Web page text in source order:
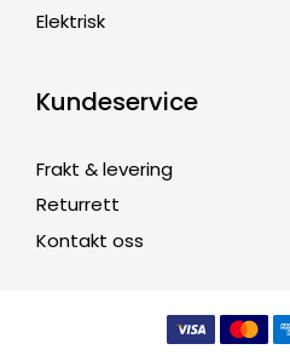
Elektrisk
Kundeservice
Frakt & levering
Returrett
Kontakt oss